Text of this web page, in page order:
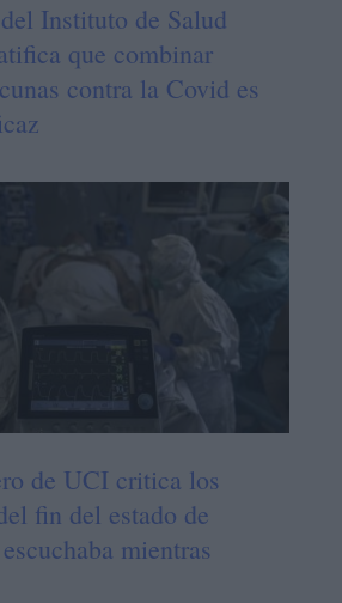
Instituto de Salud
que combinar
contra la Covid es
de UCI critica los
fin del estado de
mientras